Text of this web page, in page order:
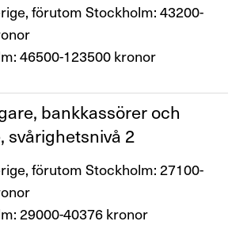
Logga in
förutom Stockholm: 43200-
46500-123500 kronor
bank­kas­sörer och
svårig­hets­nivå 2
förutom Stockholm: 27100-
29000-40376 kronor